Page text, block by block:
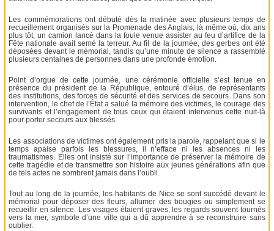
Les commémorations ont débuté dès la matinée avec plusieurs temps de
recueillement organisés sur la Promenade des Anglais, là même où, dix ans
plus tôt, un camion lancé dans la foule venue assister au feu d’artifice de la
Fête nationale avait semé la terreur. Au fil de la journée, des gerbes ont été
déposées devant le mémorial, tandis qu’une minute de silence a rassemblé
plusieurs centaines de personnes dans une profonde émotion.
Point d’orgue de cette journée, une cérémonie officielle s’est tenue en
présence du président de la République, entouré d’élus, de représentants
des institutions, des forces de sécurité et des services de secours. Dans son
intervention, le chef de l’État a salué la mémoire des victimes, le courage des
survivants et l’engagement de tous ceux qui étaient intervenus cette nuit-là
pour porter secours aux blessés.
Les associations de victimes ont également pris la parole, rappelant que si le
temps apaise parfois les blessures, il n’efface ni les absences ni les
traumatismes. Elles ont insisté sur l’importance de préserver la mémoire de
cette tragédie et de transmettre son histoire aux jeunes générations afin que
de tels actes ne sombrent jamais dans l’oubli.
Tout au long de la journée, les habitants de Nice se sont succédé devant le
mémorial pour déposer des fleurs, allumer des bougies ou simplement se
recueillir en silence. Les visages étaient graves, les regards souvent tournés
vers la mer, symbole d’une ville qui a dû apprendre à se reconstruire sans
oublier.